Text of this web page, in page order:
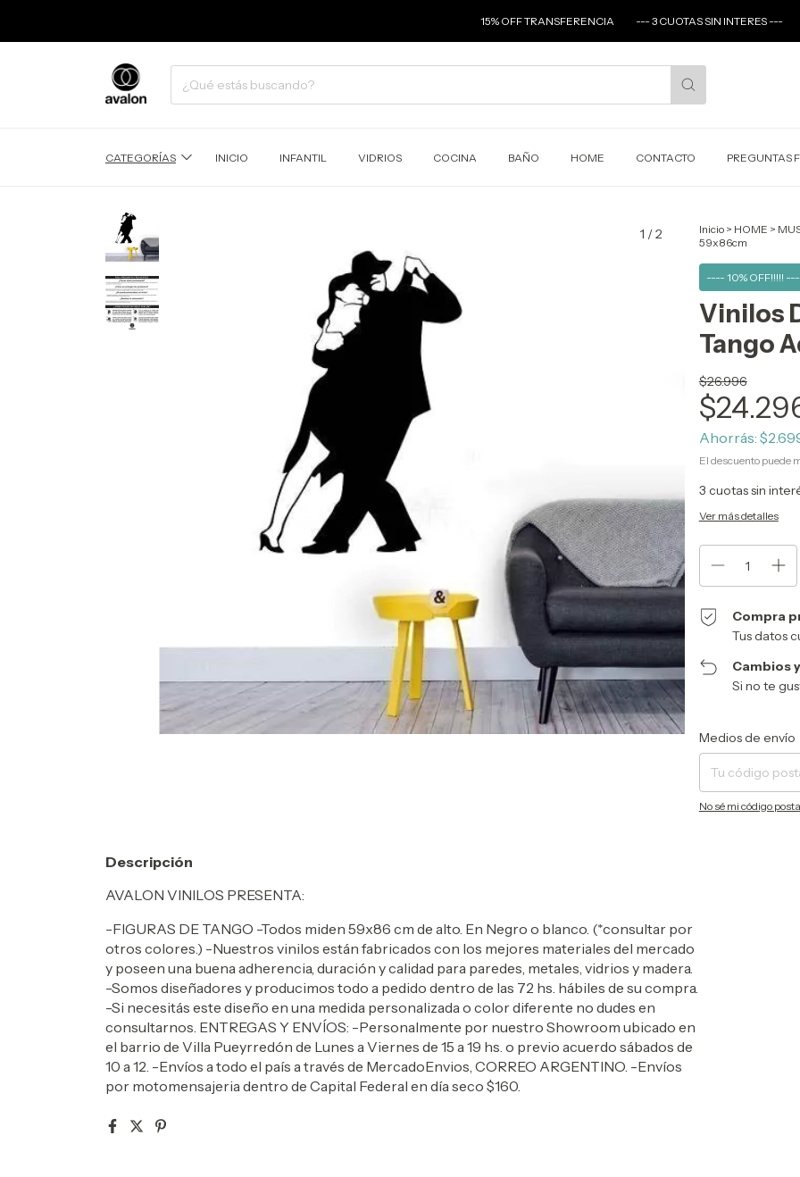
15% OFF TRANSFERENCIA --- 3 CUOTAS SIN INTERES --- ENVIOS
CATEGORÍAS INICIO INFANTIL VIDRIOS COCINA BAÑO HOME CONTACTO PREGUNTAS
1 /2 Inicio > HOME >
59x86cm
---- 10% OFF!!!!!
Vinilos
Tango
$26.996
Ahorrás:
El descuento puede
3 cuotas sin
Ver más detalles
Compra
Tus datos
Cambios
Si no te
Entregas para el CP:
Medios de envío
No sé mi código
Descripción
AVALON VINILOS PRESENTA:
-FIGURAS DE TANGO -Todos miden 59x86 cm de alto. En Negro o blanco. (*consultar por
otros colores.) -Nuestros vinilos están fabricados con los mejores materiales del mercado
y poseen una buena adherencia, duración y calidad para paredes, metales, vidrios y madera.
-Somos diseñadores y producimos todo a pedido dentro de las 72 hs. hábiles de su compra.
-Si necesitás este diseño en una medida personalizada o color diferente no dudes en
consultarnos. ENTREGAS Y ENVÍOS: -Personalmente por nuestro Showroom ubicado en
el barrio de Villa Pueyrredón de Lunes a Viernes de 15 a 19 hs. o previo acuerdo sábados de
10 a 12. -Envíos a todo el país a través de MercadoEnvios, CORREO ARGENTINO. -Envíos
por motomensajeria dentro de Capital Federal en día seco $160.